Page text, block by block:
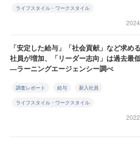
ライフスタイル・ワークスタイル
「安定した給与」「社会貢献」など求め
社員が増加、「リーダー志向」は過去最
―ラーニングエージェンシー調べ
調査レポート 給与 新入社員
ライフスタイル・ワークスタイル